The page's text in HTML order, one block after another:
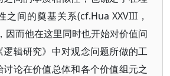
之间的奠基关系(cf.Hua XXVIII，
因而他在这里同时也开始对价值问
辑研究》中对观念问题所做的工
论在价值总体和各个价值组元之